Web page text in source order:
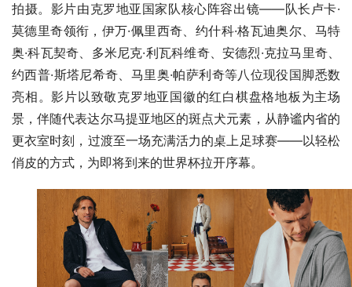
拍摄。影片由克罗地亚国家队核心阵容出镜——队长卢卡·
莫德里奇领衔，伊万·佩里西奇、约什科·格瓦迪奥尔、马特
奥·科瓦契奇、多米尼克·利瓦科维奇、安德烈·克拉马里奇、
约西普·斯塔尼希奇、马里奥·帕萨利奇等八位现役国脚悉数
亮相。影片以致敬克罗地亚国徽的红白棋盘格地板为主场
景，伴随代表达尔马提亚地区的斑点犬元素，从静谧内省的
更衣室时刻，过渡至一场充满活力的桌上足球赛——以轻松
俏皮的方式，为即将到来的世界杯拉开序幕。